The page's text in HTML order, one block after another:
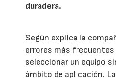
duradera.
Según explica la
errores más
seleccionar un equipo
ámbito de aplicación.